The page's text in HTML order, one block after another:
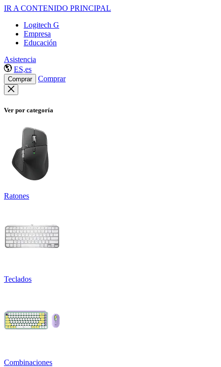
IR A CONTENIDO PRINCIPAL
Logitech G
Empresa
Educación
Asistencia
ES,es
Comprar Comprar
Ver por categoría
Ratones
Teclados
Combinaciones